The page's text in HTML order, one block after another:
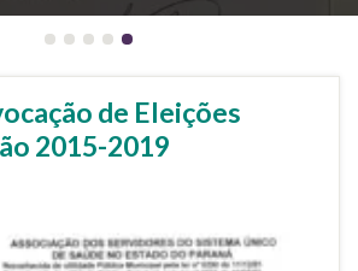
de Eleições
2015-2019